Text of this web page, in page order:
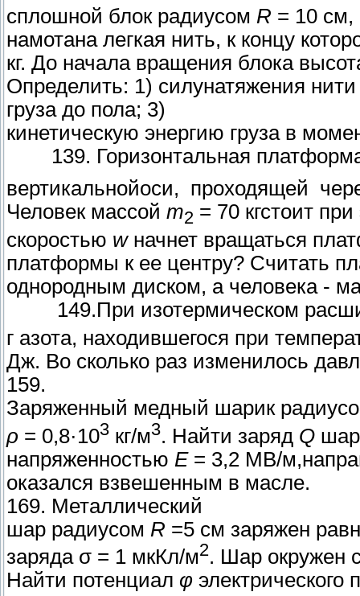
сплошной блок радиусом R = 10 см,
намотана легкая нить, к концу
кг. До начала вращения блока
Определить: 1) силунатяжения
груза до пола; 3)
кинетическую энергию груза в
139. Горизонтальная
вертикальнойоси, проходящей
Человек массой m2 = 70 кгстоит
скоростью wначнет вращаться
платформы к ее центру? Считать
однородным диском, а человека -
149.При изотермическом
г азота, находившегося при
Дж. Во сколько раз изменилось
159.
Заряженный медный шарик
ρ = 0,8·103 кг/м3. Найти заряд Q
напряженностью Е= 3,2 МВ/
оказался взвешенным в масле.
169. Металлический
шар радиусом R =5 см заряжен
заряда σ = 1 мкКл/м2. Шар окружен
Найти потенциал φ электрического